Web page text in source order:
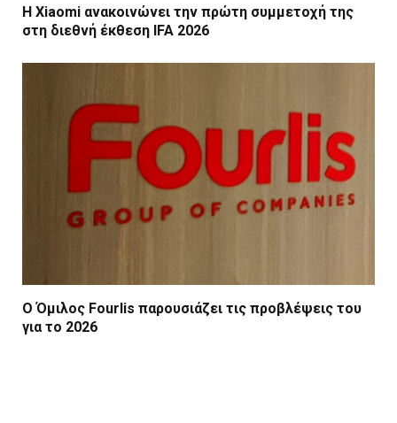
Η Xiaomi ανακοινώνει την πρώτη συμμετοχή της
στη διεθνή έκθεση IFA 2026
Ο Όμιλος Fourlis παρουσιάζει τις προβλέψεις του
για το 2026